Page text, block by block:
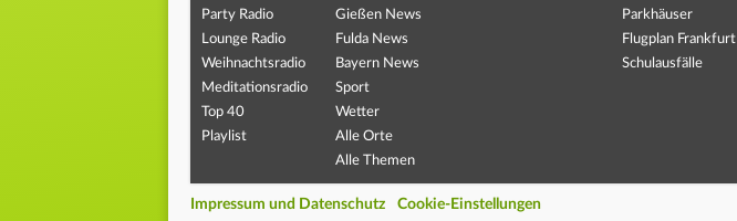
Party Radio
Lounge Radio
Weihnachtsradio
Meditationsradio
Top 40
Playlist
Gießen News
Fulda News
Bayern News
Sport
Wetter
Alle Orte
Alle Themen
Parkhäuser
Flugplan Frankfurt
Schulausfälle
Impressum und Datenschutz Cookie-Einstellungen